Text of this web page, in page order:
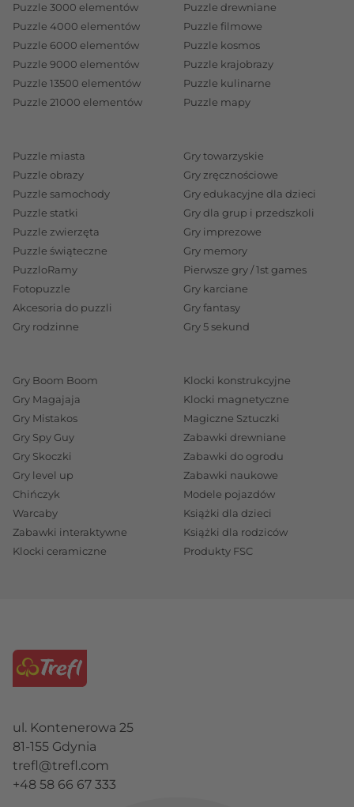
Puzzle 3000 elementów
Puzzle 4000 elementów
Puzzle 6000 elementów
Puzzle 9000 elementów
Puzzle 13500 elementów
Puzzle 21000 elementów
Puzzle drewniane
Puzzle filmowe
Puzzle kosmos
Puzzle krajobrazy
Puzzle kulinarne
Puzzle mapy
Puzzle miasta
Puzzle obrazy
Puzzle samochody
Puzzle statki
Puzzle zwierzęta
Puzzle świąteczne
PuzzloRamy
Fotopuzzle
Akcesoria do puzzli
Gry rodzinne
Gry towarzyskie
Gry zręcznościowe
Gry edukacyjne dla dzieci
Gry dla grup i przedszkoli
Gry imprezowe
Gry memory
Pierwsze gry / 1st games
Gry karciane
Gry fantasy
Gry 5 sekund
Gry Boom Boom
Gry Magajaja
Gry Mistakos
Gry Spy Guy
Gry Skoczki
Gry level up
Chińczyk
Warcaby
Zabawki interaktywne
Klocki ceramiczne
Klocki konstrukcyjne
Klocki magnetyczne
Magiczne Sztuczki
Zabawki drewniane
Zabawki do ogrodu
Zabawki naukowe
Modele pojazdów
Książki dla dzieci
Książki dla rodziców
Produkty FSC
ul. Kontenerowa 25
81-155 Gdynia
trefl@trefl.com
+48 58 66 67 333